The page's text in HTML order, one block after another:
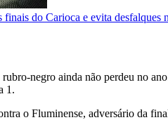
finais do Carioca e evita desfalques
rubro-negro ainda não perdeu no
1.
o Fluminense, adversário da